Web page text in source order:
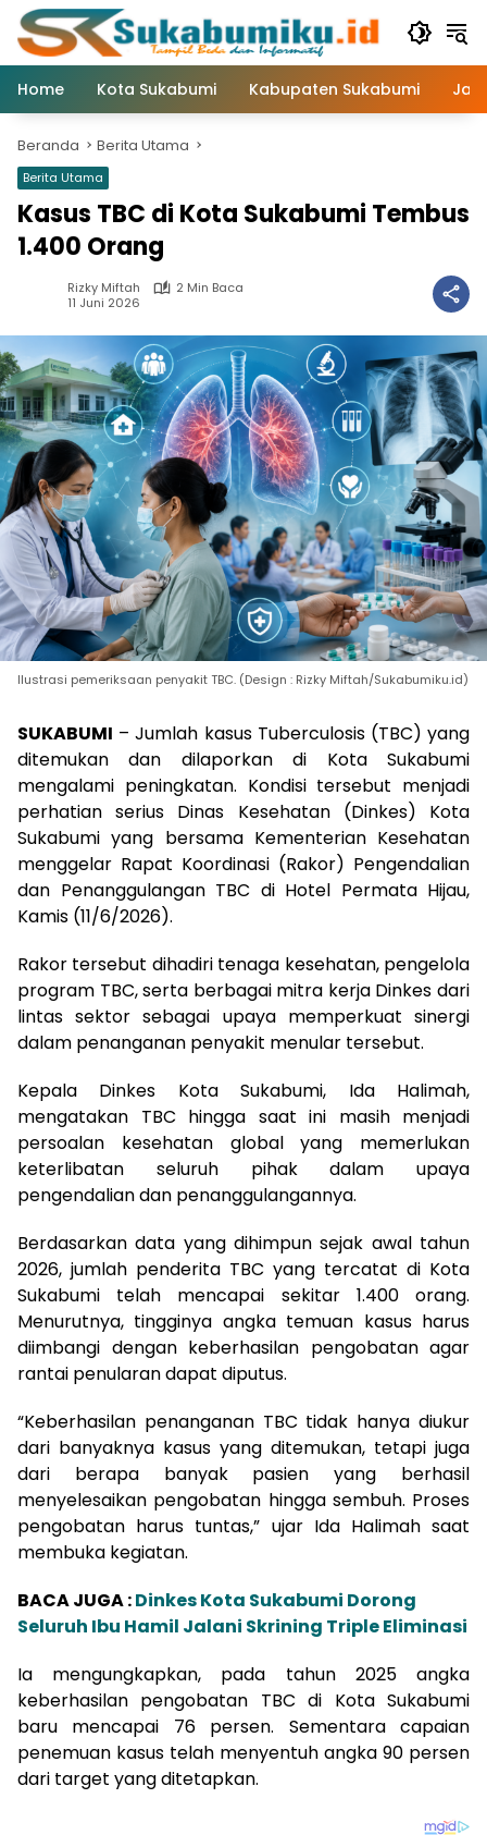
Langsung
konten
Home
Kota Sukabumi Kabupaten Sukabumi
Beranda Berita Utama
Berita Utama
Kasus TBC di Kota Sukabumi Tembus
1.400 Orang
Rizky Miftah
2 Min Baca
11 Juni 2026
Ilustrasi pemeriksaan penyakit TBC. (Design : Rizky Miftah/Sukabumiku.id)
SUKABUMI – Jumlah kasus Tuberculosis (TBC) yang
ditemukan dan dilaporkan di Kota Sukabumi
mengalami peningkatan. Kondisi tersebut menjadi
perhatian serius Dinas Kesehatan (Dinkes) Kota
Sukabumi yang bersama Kementerian Kesehatan
menggelar Rapat Koordinasi (Rakor) Pengendalian
dan Penanggulangan TBC di Hotel Permata Hijau,
Kamis (11/6/2026).
Rakor tersebut dihadiri tenaga kesehatan, pengelola
program TBC, serta berbagai mitra kerja Dinkes dari
lintas sektor sebagai upaya memperkuat sinergi
dalam penanganan penyakit menular tersebut.
Kepala Dinkes Kota Sukabumi, Ida Halimah,
mengatakan TBC hingga saat ini masih menjadi
persoalan kesehatan global yang memerlukan
keterlibatan seluruh pihak dalam upaya
pengendalian dan penanggulangannya.
Berdasarkan data yang dihimpun sejak awal tahun
2026, jumlah penderita TBC yang tercatat di Kota
Sukabumi telah mencapai sekitar 1.400 orang.
Menurutnya, tingginya angka temuan kasus harus
diimbangi dengan keberhasilan pengobatan agar
rantai penularan dapat diputus.
“Keberhasilan penanganan TBC tidak hanya diukur
dari banyaknya kasus yang ditemukan, tetapi juga
dari berapa banyak pasien yang berhasil
menyelesaikan pengobatan hingga sembuh. Proses
pengobatan harus tuntas,” ujar Ida Halimah saat
membuka kegiatan.
BACA JUGA :Dinkes Kota Sukabumi Dorong
Seluruh Ibu Hamil Jalani Skrining Triple Eliminasi
Ia mengungkapkan, pada tahun 2025 angka
keberhasilan pengobatan TBC di Kota Sukabumi
baru mencapai 76 persen. Sementara capaian
penemuan kasus telah menyentuh angka 90 persen
dari target yang ditetapkan.